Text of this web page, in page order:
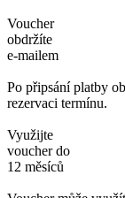
Voucher
obdržíte
e-mailem
Po připsání platby
rezervaci termínu.
Využijte
voucher do
12 měsíců